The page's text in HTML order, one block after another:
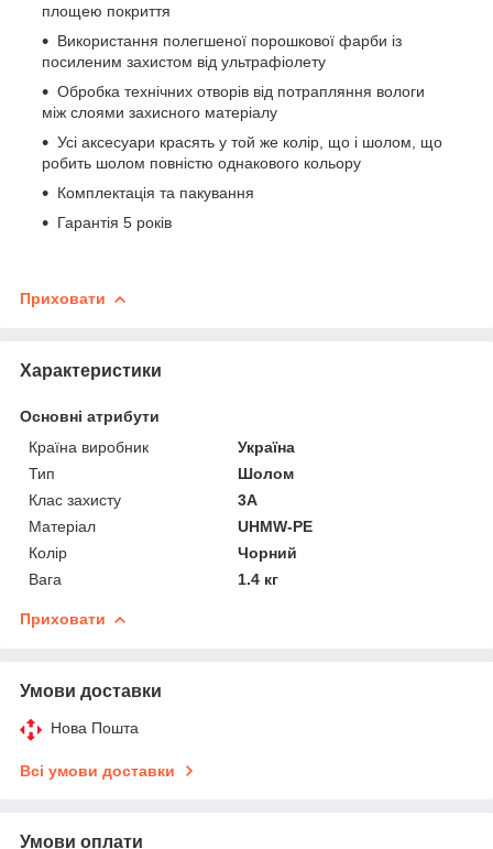
площею покриття
Використання полегшеної порошкової фарби із
посиленим захистом від ультрафіолету
Обробка технічних отворів від потрапляння вологи
між слоями захисного матеріалу
Усі аксесуари красять у той же колір, що і шолом, що
робить шолом повністю однакового кольору
Комплектація та пакування
Гарантія 5 років
Приховати
Характеристики
Основні атрибути
Країна виробник
Україна
Тип
Шолом
Клас захисту
3А
Матеріал
UHMW-PE
Колір
Чорний
Вага
1.4 кг
Приховати
Умови доставки
Нова Пошта
Всі умови доставки
Умови оплати